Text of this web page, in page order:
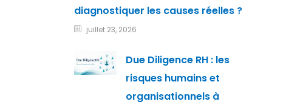
diagnostiquer les causes réelles ?
juillet 23, 2026
Due Diligence RH : les
risques humains et
organisationnels à